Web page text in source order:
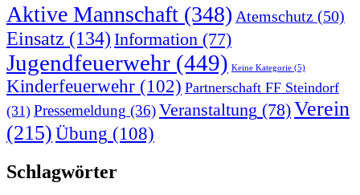
Aktive Mannschaft (348) Atemschutz (50)
Einsatz (134) Information (77)
Jugendfeuerwehr (449) Keine Kategorie (5)
Kinderfeuerwehr (102) Partnerschaft FF Steindorf
(31) Pressemeldung (36)Veranstaltung (78)Verein
(215)Übung (108)
Schlagwörter